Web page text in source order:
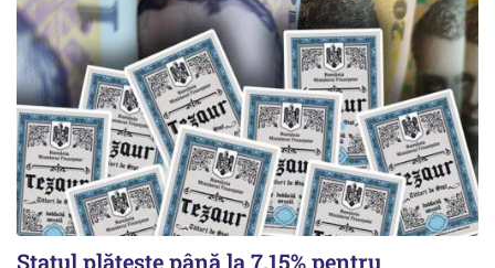
Statul plătește până la 7,15% pentru